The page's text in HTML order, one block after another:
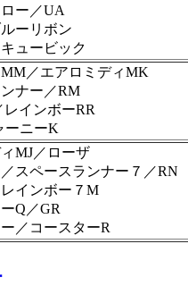
ー／UA
ーリボン
ュービック
／エアロミディMK
ナー／RM
インボーRR
ニーK
MJ／ローザ
スペースランナー７／RN
インボー７M
Q／GR
／コースターR